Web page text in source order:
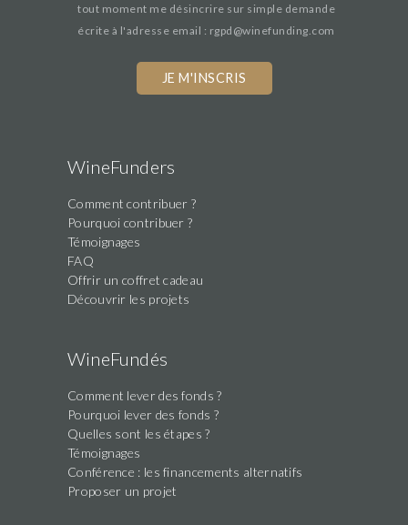
tout moment me désincrire sur simple demande
écrite à l'adresse email : rgpd@winefunding.com
this
field
WineFunders
Comment contribuer ?
Pourquoi contribuer ?
Témoignages
FAQ
Offrir un coffret cadeau
Découvrir les projets
WineFundés
Comment lever des fonds ?
Pourquoi lever des fonds ?
Quelles sont les étapes ?
Témoignages
Conférence : les financements alternatifs
Proposer un projet